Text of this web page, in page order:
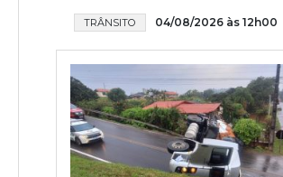
TRÂNSITO 04/08/2026 às 12h00